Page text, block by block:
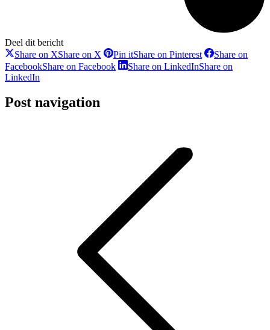
Deel dit bericht
Share on XShare on X Pin itShare on Pinterest
Share on
FacebookShare on Facebook Share on LinkedInShare on
LinkedIn
Post navigation